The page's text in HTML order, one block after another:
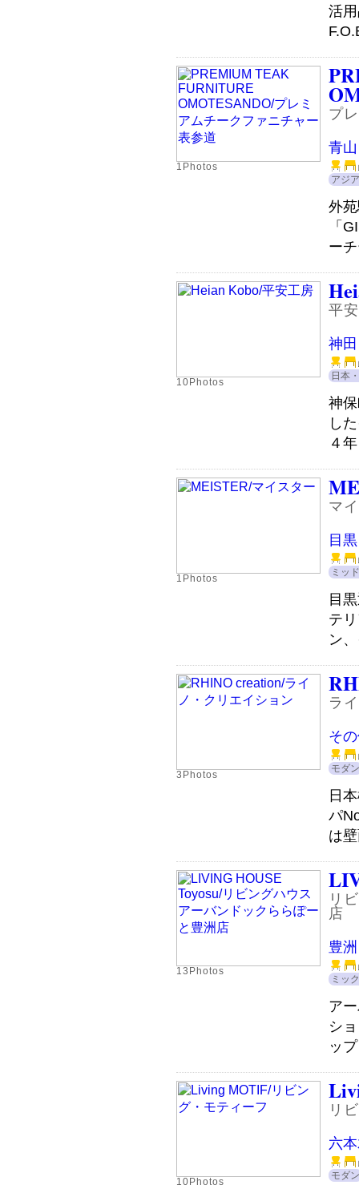
活
1Photos
プ
青
アジ
外
「
ー
10Photos
平
神
日本
神
し
４
1Photos
マ
目黒
ミッ
目
テ
ン
3Photos
ラ
そ
モダン
日
パ
は
13Photos
リ
店
豊
ミッ
ア
シ
ッ
10Photos
リ
六
モダン